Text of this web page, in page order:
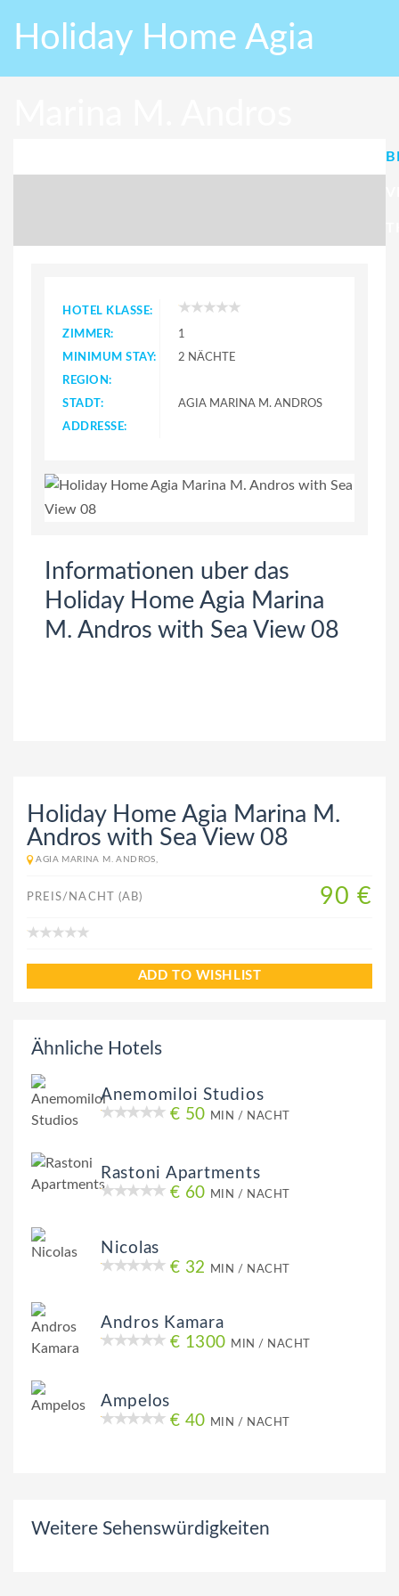
Holiday Home Agia
HOTEL KLASSE:
ZIMMER:
1
MINIMUM STAY:
2 NÄCHTE
REGION:
STADT:
AGIA MARINA M. ANDROS
ADDRESSE:
Informationen uber das
Holiday Home Agia Marina
M. Andros with Sea View 08
Holiday Home Agia Marina M.
Andros with Sea View 08
AGIA MARINA M. ANDROS,
PREIS/NACHT (AB) 90 €
ADD TO WISHLIST
Ähnliche Hotels
Anemomiloi Studios
€ 50 MIN / NACHT
Rastoni Apartments
€ 60 MIN / NACHT
Nicolas
€ 32
MIN / NACHT
Andros Kamara
€ 1300 MIN / NACHT
Ampelos
€ 40 MIN / NACHT
Weitere Sehenswürdigkeiten